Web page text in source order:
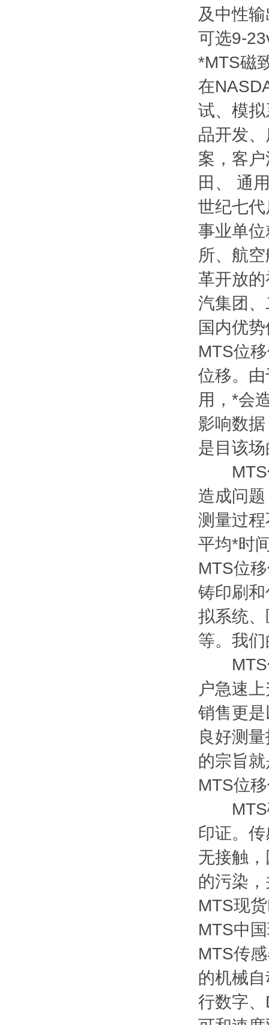
及中性
可选9-
*MTS磁
在
试、模
品开发
案，客
田、 通
世纪七
事业单
所、航
革开放
汽集团
国内优
MTS位
位移。
用，*会
影响数
是目该
MTS位
造成问
测量过
平均*时
MTS位
铸印刷
拟系统
等。我
MTS位
户急速
销售更
良好测
的宗旨
MTS位
MTS磁
印证。
无接触
的污染
MTS现
MTS中
MTS传
的机械
行数字